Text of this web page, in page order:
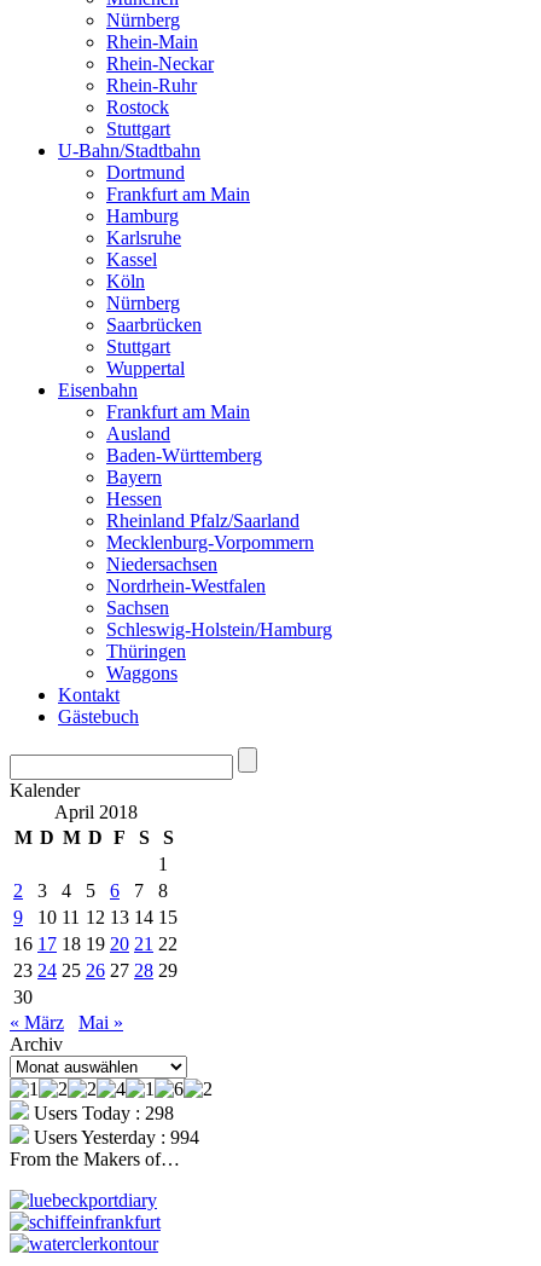
Nürnberg
Rhein-Main
Rhein-Neckar
Rhein-Ruhr
Rostock
Stuttgart
U-Bahn/Stadtbahn
Dortmund
Frankfurt am Main
Hamburg
Karlsruhe
Kassel
Köln
Nürnberg
Saarbrücken
Stuttgart
Wuppertal
Eisenbahn
Frankfurt am Main
Ausland
Baden-Württemberg
Bayern
Hessen
Rheinland Pfalz/Saarland
Mecklenburg-Vorpommern
Niedersachsen
Nordrhein-Westfalen
Sachsen
Schleswig-Holstein/Hamburg
Thüringen
Waggons
Kontakt
Gästebuch
Kalender
April 2018
M D M D F S
S
1
2
3 4 5 6 7
8
9
10 11 12 13 14 15
16 17 18 19 20 21 22
23 24 25 26 27 28 29
30
« März
Mai »
Archiv
Archiv
Users Today : 298
Users Yesterday : 994
From the Makers of…